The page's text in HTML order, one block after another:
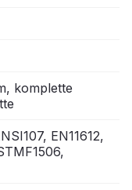
komplette
EN11612,